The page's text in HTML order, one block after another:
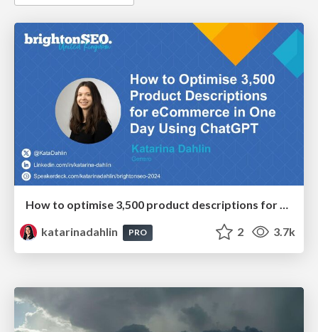
How to optimise 3,500 product descriptions for ecommerce in one day using ChatGPT
katarinadahlin
PRO 2 3.7k